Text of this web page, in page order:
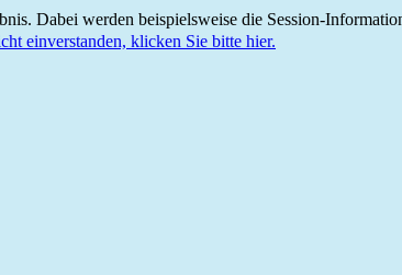
Dabei werden beispielsweise die Session-
einverstanden, klicken Sie bitte hier.